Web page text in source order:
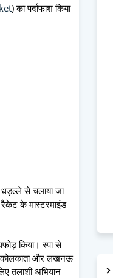
) का पर्दाफाश किया
से चलाया जा
रैकेट के मास्टरमाइंड
किया। स्पा से
कोलकाता और लखनऊ
तलाशी अभियान